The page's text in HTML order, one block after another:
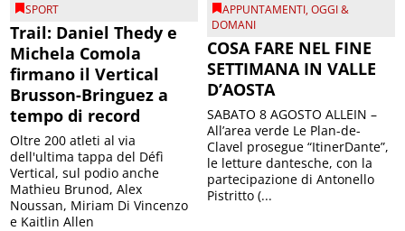
SPORT
Trail: Daniel Thedy e
Michela Comola
firmano il Vertical
Brusson-Bringuez a
tempo di record
Oltre 200 atleti al via
dell'ultima tappa del Défì
Vertical, sul podio anche
Mathieu Brunod, Alex
Noussan, Miriam Di Vincenzo
e Kaitlin Allen
APPUNTAMENTI,OGGI &
DOMANI
COSA FARE NEL FINE
SETTIMANA IN VALLE
D’AOSTA
SABATO 8 AGOSTO ALLEIN –
All’area verde Le Plan-de-
Clavel prosegue “ItinerDante”,
le letture dantesche, con la
partecipazione di Antonello
Pistritto (...